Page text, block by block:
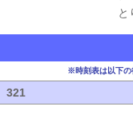
と
※時刻表は以下の
321